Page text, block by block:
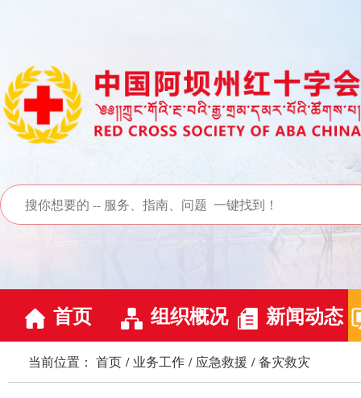
首页 组织概况 新闻动态
当前位置： 首页 / 业务工作 / 应急救援 /备灾救灾